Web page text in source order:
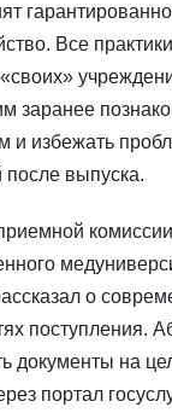
Все
заранее
и избежать
после выпуска.
о
поступления.
документы на
портал